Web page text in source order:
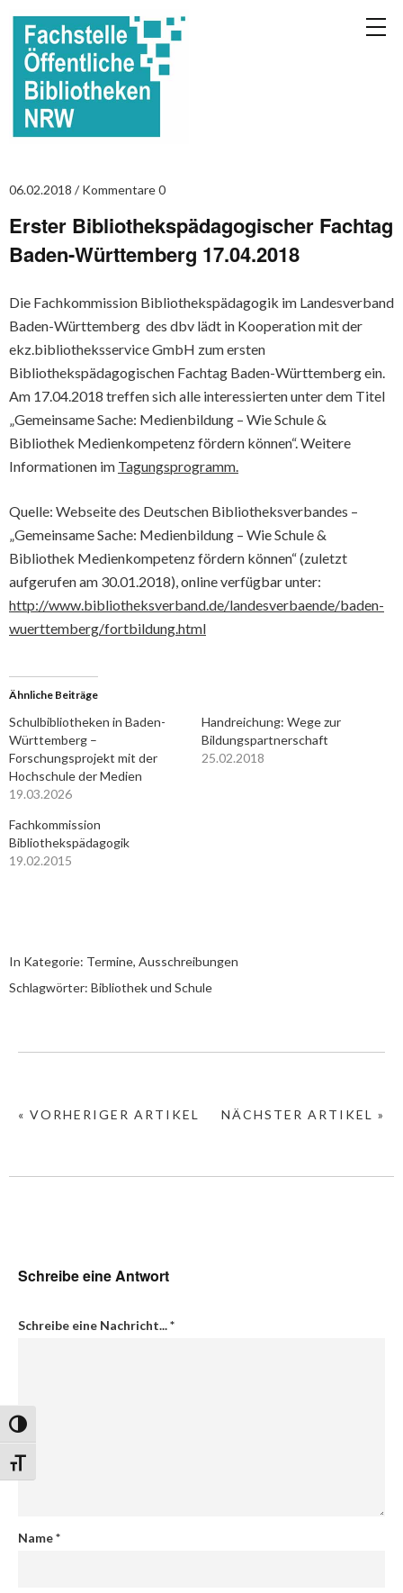
Umschalten auf hohe Kontraste
Schrift vergrößern
06.02.2018 Kommentare 0
Erster Bibliothekspädagogischer Fachtag
Baden-Württemberg 17.04.2018
Die Fachkommission Bibliothekspädagogik im Landesverband
Baden-Württemberg des dbv lädt in Kooperation mit der
ekz.bibliotheksservice GmbH zum ersten
Bibliothekspädagogischen Fachtag Baden-Württemberg ein.
Am 17.04.2018 treffen sich alle interessierten unter dem Titel
„Gemeinsame Sache: Medienbildung – Wie Schule &
Bibliothek Medienkompetenz fördern können“. Weitere
Informationen im Tagungsprogramm.
Quelle: Webseite des Deutschen Bibliotheksverbandes –
„Gemeinsame Sache: Medienbildung – Wie Schule &
Bibliothek Medienkompetenz fördern können“ (zuletzt
aufgerufen am 30.01.2018), online verfügbar unter:
http://www.bibliotheksverband.de/landesverbaende/baden-
wuerttemberg/fortbildung.html
Ähnliche Beiträge
Schulbibliotheken in Baden-
Württemberg –
Forschungsprojekt mit der
Hochschule der Medien
19.03.2026
Handreichung: Wege zur
Bildungspartnerschaft
25.02.2018
Fachkommission
Bibliothekspädagogik
19.02.2015
In Kategorie: Termine, Ausschreibungen
Schlagwörter: Bibliothek und Schule
NÄCHSTER ARTIKEL »
« VORHERIGER ARTIKEL
Schreibe eine Antwort
Schreibe eine Nachricht...*
Name*